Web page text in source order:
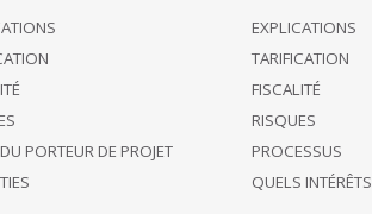
PORTEUR DE PROJET
EXPLICATIONS
TARIFICATION
FISCALITÉ
RISQUES
PROCESSUS
QUELS INTÉRÊTS